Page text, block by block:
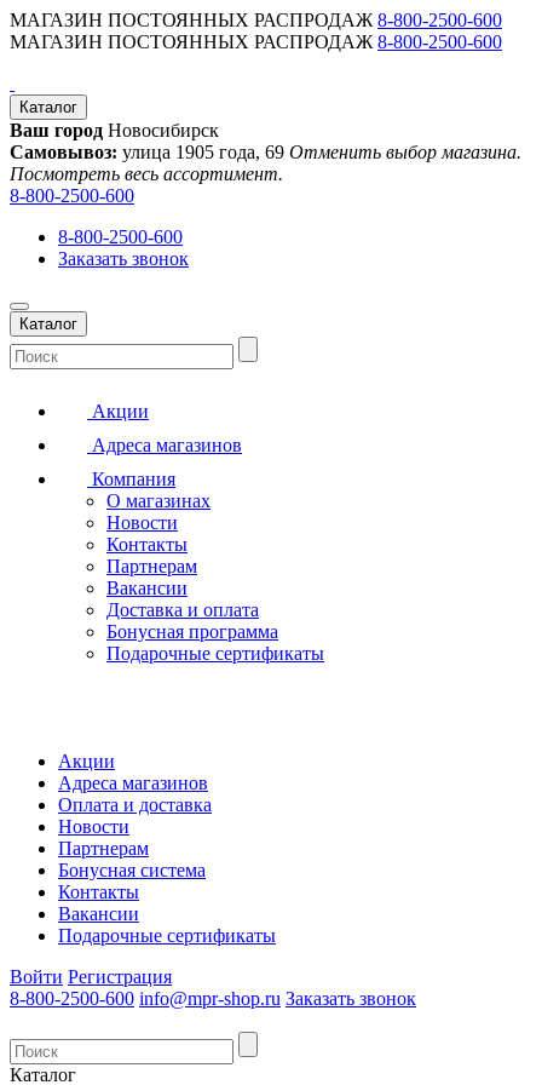
МАГАЗИН ПОСТОЯННЫХ РАСПРОДАЖ 8-800-2500-600
МАГАЗИН ПОСТОЯННЫХ РАСПРОДАЖ 8-800-2500-600
Каталог
Ваш город Новосибирск
Самовывоз: улица 1905 года, 69 Отменить выбор магазина.
Посмотреть весь ассортимент.
8-800-2500-600
8-800-2500-600
Заказать звонок
Каталог
Акции
Адреса магазинов
Компания
О магазинах
Новости
Контакты
Партнерам
Вакансии
Доставка и оплата
Бонусная программа
Подарочные сертификаты
Акции
Адреса магазинов
Оплата и доставка
Новости
Партнерам
Бонусная система
Контакты
Вакансии
Подарочные сертификаты
Войти Регистрация
8-800-2500-600 info@mpr-shop.ru Заказать звонок
Каталог